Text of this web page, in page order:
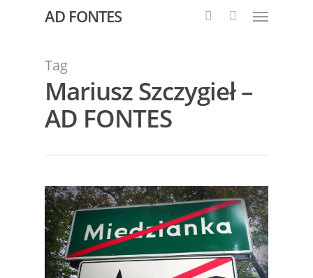
AD FONTES
Tag
Mariusz Szczygieł –
AD FONTES